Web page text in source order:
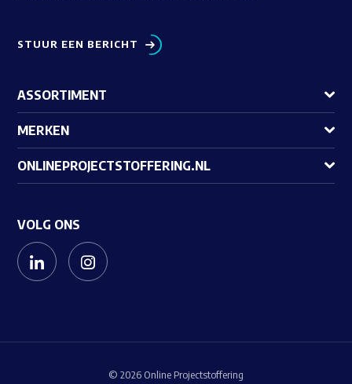
STUUR EEN BERICHT
ASSORTIMENT
MERKEN
ONLINEPROJECTSTOFFERING.NL
VOLG ONS
© 2026 Online Projectstoffering